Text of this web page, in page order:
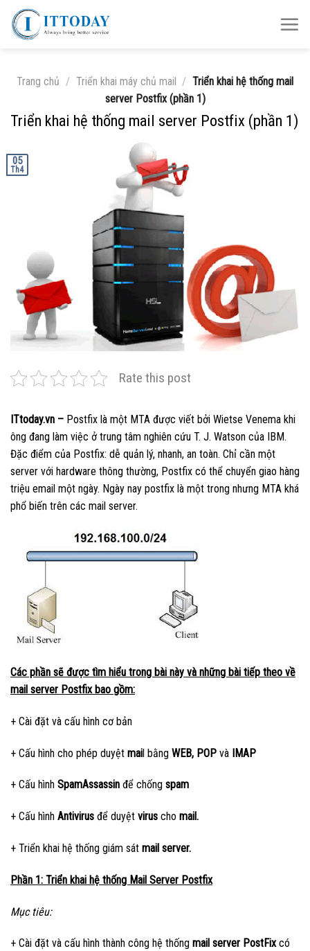
content
Trang chủ / Triển khai máy chủ mail / Triển khai hệ thống mail
server Postfix (phần 1)
Triển khai hệ thống mail server Postfix (phần 1)
05
Th4
Rate this post
ITtoday.vn – Postfix là một MTA được viết bởi Wietse Venema khi
ông đang làm việc ở trung tâm nghiên cứu T. J. Watson của IBM.
Đặc điểm của Postfix: dễ quản lý, nhanh, an toàn. Chỉ cần một
server với hardware thông thường, Postfix có thể chuyển giao hàng
triệu email một ngày. Ngày nay postfix là một trong nhưng MTA khá
phổ biến trên các mail server.
Các phần sẽ được tìm hiểu trong bài này và những bài tiếp theo về
mail server Postfix bao gồm:
+ Cài đặt và cấu hình cơ bản
+ Cấu hình cho phép duyệt mail bằng WEB, POP và IMAP
+ Cấu hình SpamAssassin để chống spam
+ Cấu hình Antivirus để duyệt virus cho mail.
+ Triển khai hệ thống giám sát mail server.
Phần 1: Triển khai hệ thống Mail Server Postfix
Mục tiêu:
+ Cài đặt và cấu hình thành công hệ thống mail server PostFixcó